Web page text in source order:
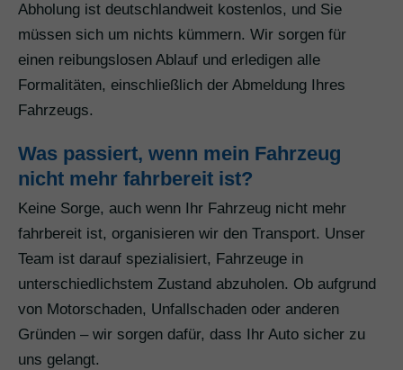
Abholung ist deutschlandweit kostenlos, und Sie
müssen sich um nichts kümmern. Wir sorgen für
einen reibungslosen Ablauf und erledigen alle
Formalitäten, einschließlich der Abmeldung Ihres
Fahrzeugs.
Was passiert, wenn mein Fahrzeug
nicht mehr fahrbereit ist?
Keine Sorge, auch wenn Ihr Fahrzeug nicht mehr
fahrbereit ist, organisieren wir den Transport. Unser
Team ist darauf spezialisiert, Fahrzeuge in
unterschiedlichstem Zustand abzuholen. Ob aufgrund
von Motorschaden, Unfallschaden oder anderen
Gründen – wir sorgen dafür, dass Ihr Auto sicher zu
uns gelangt.